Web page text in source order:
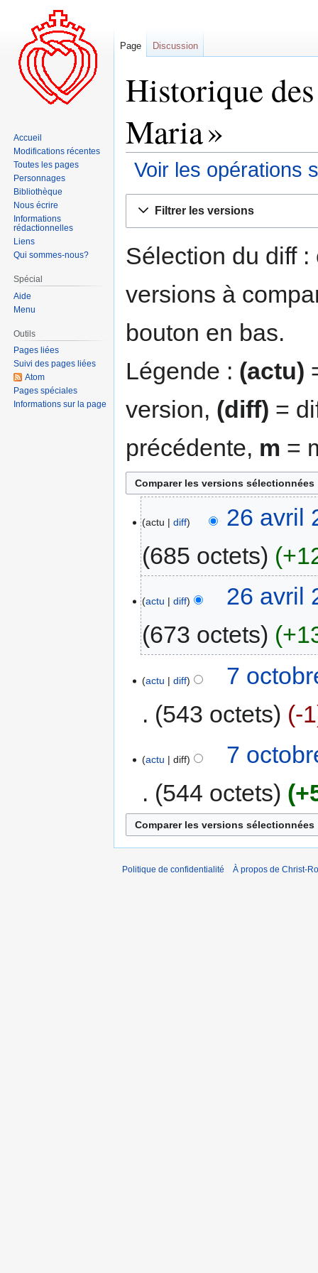
Historique
Maria »
Voir les opérations
navigation
recherche
Filtrer les versions
Sélection du diff
versions à
bouton en bas.
Légende : (actu)
version, (diff) =
précédente, m =
actu diff
26 avril
685 octets
actu diff
26 avril
673 octets
actu diff
7
543 octets
-1
actu diff
7
544 octets
Page Discussion
Accueil
Modifications récentes
Toutes les pages
Personnages
Bibliothèque
Nous écrire
Informations
rédactionnelles
Liens
Qui sommes-nous?
Spécial
Aide
Menu
Outils
Pages liées
Suivi des pages liées
Atom
Pages spéciales
Informations sur la page
Politique de confidentialité À propos de Christ-